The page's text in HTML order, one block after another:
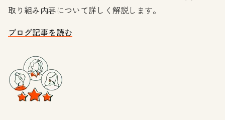
取り組み内容について詳しく解説します。
ブログ記事を読む